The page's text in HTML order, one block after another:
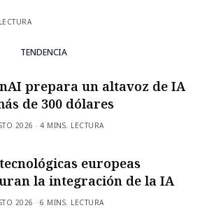
TENDENCIA
prepara un altavoz de IA
de 300 dólares
2026 4 MINS. LECTURA
europeas
la integración de la IA
2026 6 MINS. LECTURA